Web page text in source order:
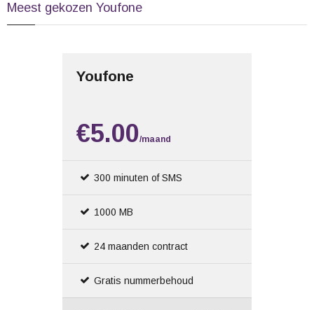
Meest gekozen Youfone
Youfone
€5.00/maand
300 minuten of SMS
1000 MB
24 maanden contract
Gratis nummerbehoud